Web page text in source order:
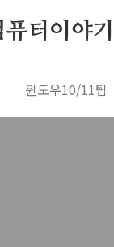
터이야기
윈도우10/11팁